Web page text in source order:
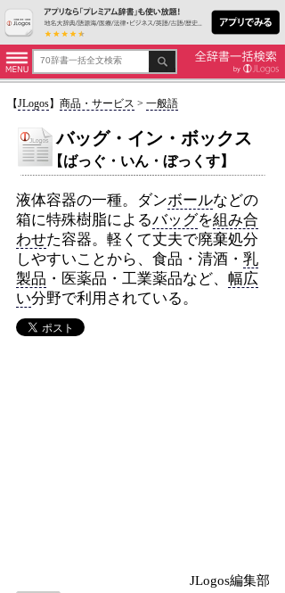
【JLogos】 商品・サービス > 一般語
バッグ・イン・ボックス
【ばっぐ・いん・ぼっくす】
液体容器の一種。ダンボールなどの
箱に特殊樹脂によるバッグを組み合
わせた容器。軽くて丈夫で廃棄処分
しやすいことから、食品・清酒・ 乳
製品 ・医薬品・工業薬品など、 幅広
い分野で利用されている。
JLogos編集部